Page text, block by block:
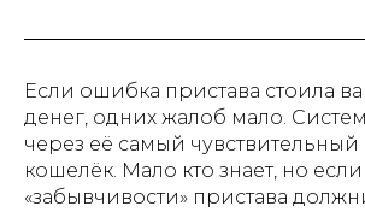
Если ошибка пристава стоила
денег, одних жалоб мало.
через её самый
кошелёк. Мало кто знает, но если
«забывчивости» пристава